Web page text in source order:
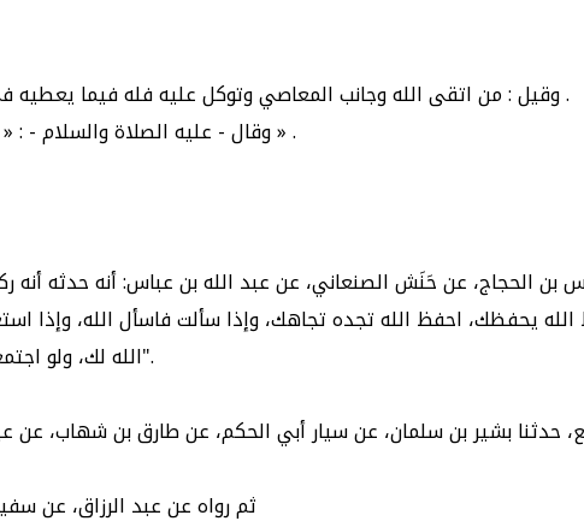
وقيل : من اتقى الله وجانب المعاصي وتوكلعليه فله فيما يعطيه في الآخرة من ثوابه كفاية ، ولم يرد الدنيا؛ لأن المتوكل قد يصاب في الدنيا وقد يقتل .
وقال - عليه الصلاة والسلام - : « لَوْ أنَّكُمْ تَتوكَّلُونَ على اللَّهِ حقَّ تَوكُّلِهِ لرزقَكُم كَمَا يَرزقُ الطَّيْر تَغْدُو خِمَاصاً وتَرُوحُ بِطَاناً » .
بن الحجاج، عن حَنَش الصنعاني، عن عبد الله بن عباس: أنه حدثه
يحفظك، احفظ الله تجده تجاهك، وإذا سألت فاسأل الله، وإذا
الله لك، ولو اجتمعوا على أن يضروك، لم يضروك إلا بشيء قد كتبه الله عليك، رفعت الأقلام، وجفت الصحف".
حدثنا بشير بن سلمان، عن سيار أبي الحكم، عن طارق بن شهاب،
ثم رواه عن عبد الرزاق، عن